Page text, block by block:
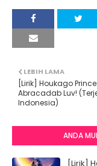
LEBIH LAMA
[Lirik] Houkago
Abracadab Luv!
Indonesia)
ANDA
[Lirik]